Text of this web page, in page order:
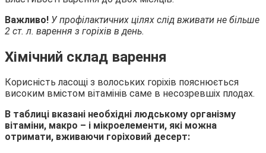
Важливо! У профілактичних цілях слід вживати не більше
2 ст. л. варення з горіхів в день.
Хімічний склад варення
Корисність ласощі з волоських горіхів пояснюється
високим вмістом вітамінів саме в несозревшіх плодах.
В таблиці вказані необхідні людському організму
вітаміни, макро – і мікроелементи, які можна
отримати, вживаючи горіховий десерт: